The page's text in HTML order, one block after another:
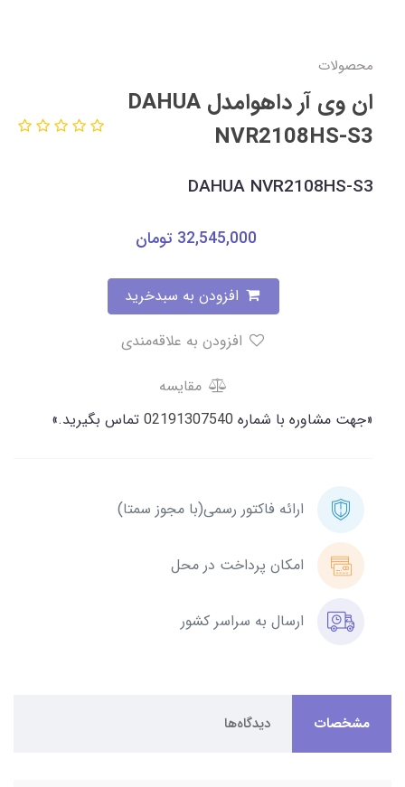
محصولات
ان وی آر داهوامدل DAHUA
NVR2108HS-S3
DAHUA NVR2108HS-S3
32,545,000 تومان
مقایسه
«جهت مشاوره با شماره 02191307540 تماس بگیرید.»
ارائه فاکتور رسمی(با مجوز سمتا)
امکان پرداخت در محل
ارسال به سراسر کشور
مشخصات دیدگاه‌ها